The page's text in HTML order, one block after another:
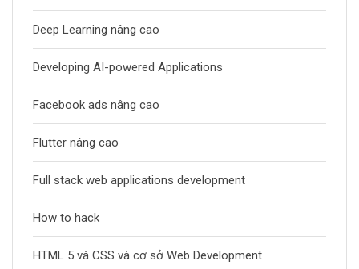
Deep Learning nâng cao
Developing AI-powered Applications
Facebook ads nâng cao
Flutter nâng cao
Full stack web applications development
How to hack
HTML 5 và CSS và cơ sở Web Development